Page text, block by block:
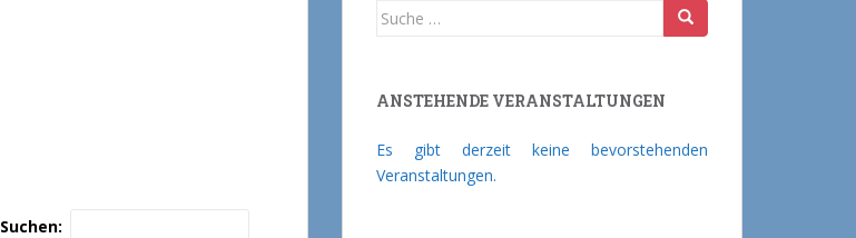
Suchen:
Suche nach:
ANSTEHENDE VERANSTALTUNGEN
Es gibt derzeit keine bevorstehenden
Veranstaltungen.